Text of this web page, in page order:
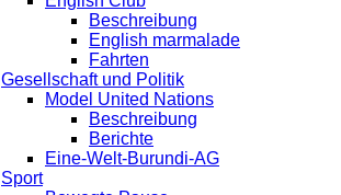
Beschreibung
English marmalade
Fahrten
Gesellschaft und Politik
Model United Nations
Beschreibung
Berichte
Eine-Welt-Burundi-AG
Sport